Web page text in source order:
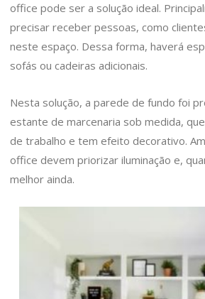
office pode ser a solução ideal.
precisar receber pessoas, como
neste espaço. Dessa forma, haverá
sofás ou cadeiras adicionais.
Nesta solução, a parede de fundo foi
estante de marcenaria sob medida,
de trabalho e tem efeito decorativo.
office devem priorizar iluminação e,
melhor ainda.